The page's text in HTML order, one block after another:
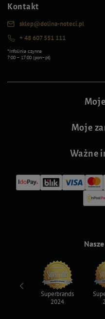
Kontakt
sklep@dolina-noteci.pl
+ 48 607 551 111
*Infolinia czynna
7:00 – 17:00 (pon–pt)
Moje
Ważne
Superbrands
2024